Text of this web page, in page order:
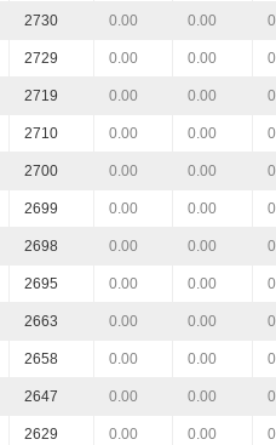
2730 0.00 0.00
2729 0.00 0.00
2719 0.00 0.00
2710 0.00 0.00
2700 0.00 0.00
2699 0.00 0.00
2698 0.00 0.00
2695 0.00 0.00
2663 0.00 0.00
2658 0.00 0.00
2647 0.00 0.00
2629 0.00 0.00